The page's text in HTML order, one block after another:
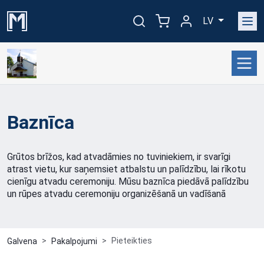
LV
Baznīca
Grūtos brīžos, kad atvadāmies no tuviniekiem, ir svarīgi
atrast vietu, kur saņemsiet atbalstu un palīdzību, lai rīkotu
cienīgu atvadu ceremoniju. Mūsu baznīca piedāvā palīdzību
un rūpes atvadu ceremoniju organizēšanā un vadīšanā
Galvena Pakalpojumi Pieteikties